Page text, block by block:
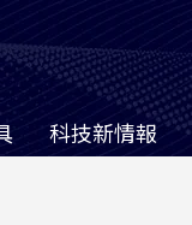
科技新情報